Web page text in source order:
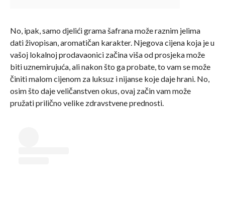
No, ipak, samo djelići grama šafrana može raznim jelima
dati živopisan, aromatičan karakter. Njegova cijena koja je u
vašoj lokalnoj prodavaonici začina viša od prosjeka može
biti uznemirujuća, ali nakon što ga probate, to vam se može
činiti malom cijenom za luksuz i nijanse koje daje hrani. No,
osim što daje veličanstven okus, ovaj začin vam može
pružati prilično velike zdravstvene prednosti.